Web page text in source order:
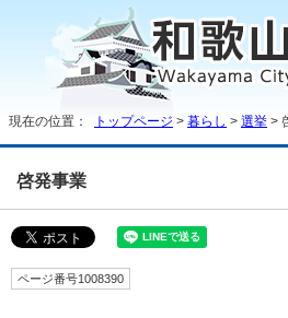
現在の位置： トップページ > 暮らし > 選挙 >
啓発事業
ページ番号1008390